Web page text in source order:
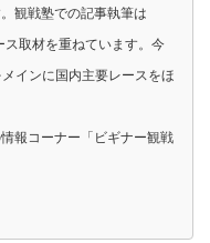
観戦塾での記事執筆は
取材を重ねています。今
インに国内主要レースをほ
報コーナー「ビギナー観戦